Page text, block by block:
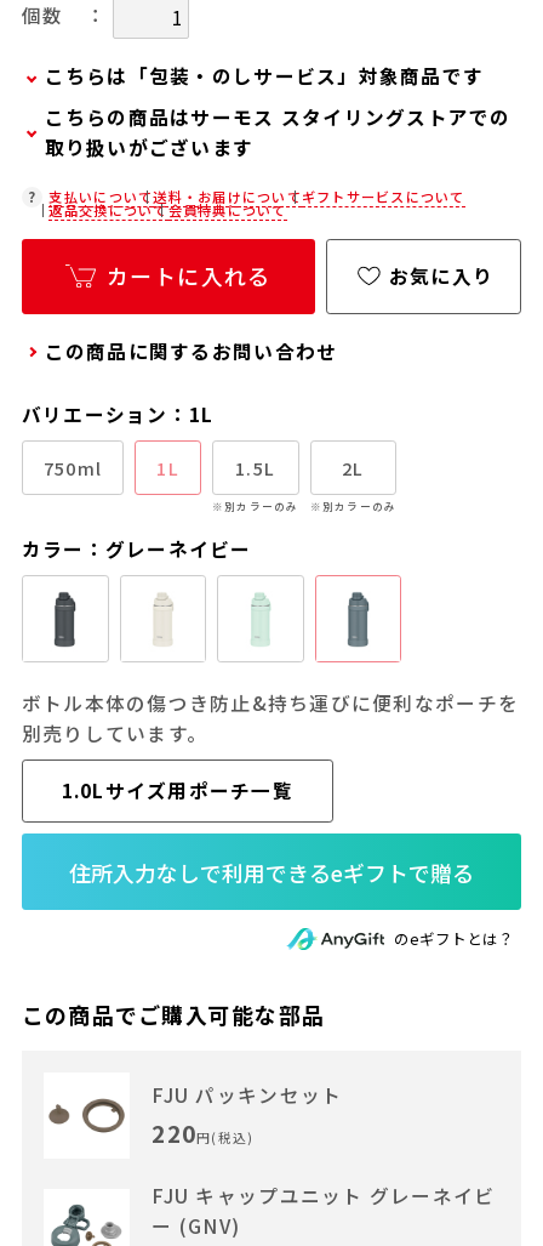
個数
：
こちらは「包装・のしサービス」対象商品です
弊社での包装・のしを希望される場合は、商品を
カートに入れた後に「会員限定のし・ラッピング
(330円/個)設定へ」ボタンからお手続きくださ
い。
「包装・のしサービス」には、手提げ袋やギフト
バッグは含まれておりません。手提げ袋やギフト
バッグを希望される場合は、以下よりご購入をお
願いいたします。
こちらの商品はサーモス スタイリングストアでの
取り扱いがございます
在庫状況につきましては、各店舗までお電話にて
ご確認ください。
店舗紹介ページ
支払いについて送料・お届けについてギフトサービスについて
返品交換について会員特典について
カートに入れる お気に入り
この商品に関するお問い合わせ
バリエーション：1L
750ml 1L 1.5L
※別カラーのみ
2L
※別カラーのみ
カラー：グレーネイビー
ボトル本体の傷つき防止&持ち運びに便利なポーチを
別売りしています。
1.0Lサイズ用ポーチ一覧
のeギフトとは？
この商品でご購入可能な部品
FJU パッキンセット
220円(税込)
FJU キャップユニット グレーネイビ
ー (GNV)